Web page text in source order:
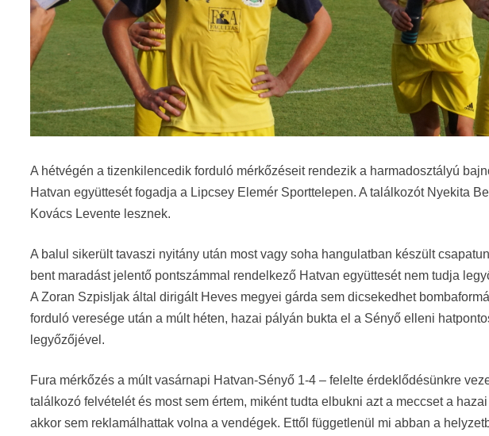
A hétvégén a tizenkilencedik forduló mérkőzéseit rendezik a harmadosztályú
Hatvan együttesét fogadja a Lipcsey Elemér Sporttelepen. A találkozót Nyekita
Kovács Levente lesznek.
A balul sikerült tavaszi nyitány után most vagy soha hangulatban készült
bent maradást jelentő pontszámmal rendelkező Hatvan együttesét nem tudja
A Zoran Szpisljak által dirigált Heves megyei gárda sem dicsekedhet
forduló veresége után a múlt héten, hazai pályán bukta el a Sényő elleni
legyőzőjével.
Fura mérkőzés a múlt vasárnapi Hatvan-Sényő 1-4 – felelte érdeklődésünkre
találkozó felvételét és most sem értem, miként tudta elbukni azt a meccset a
akkor sem reklamálhattak volna a vendégek. Ettől függetlenül mi abban a